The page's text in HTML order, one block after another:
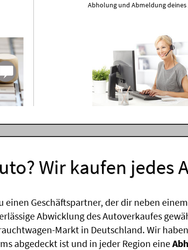
Abholung und Abmeldung deines
Wir kaufen jedes
einen Geschäftspartner, der dir neben
Abwicklung des Autoverkaufes
Markt in Deutschland. Wir
abgedeckt ist und in jeder Region eine